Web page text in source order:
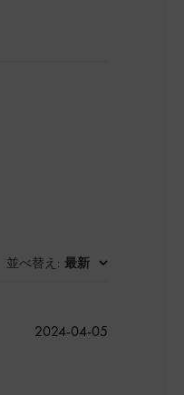
並べ替え : 最新
公
2024-04-05